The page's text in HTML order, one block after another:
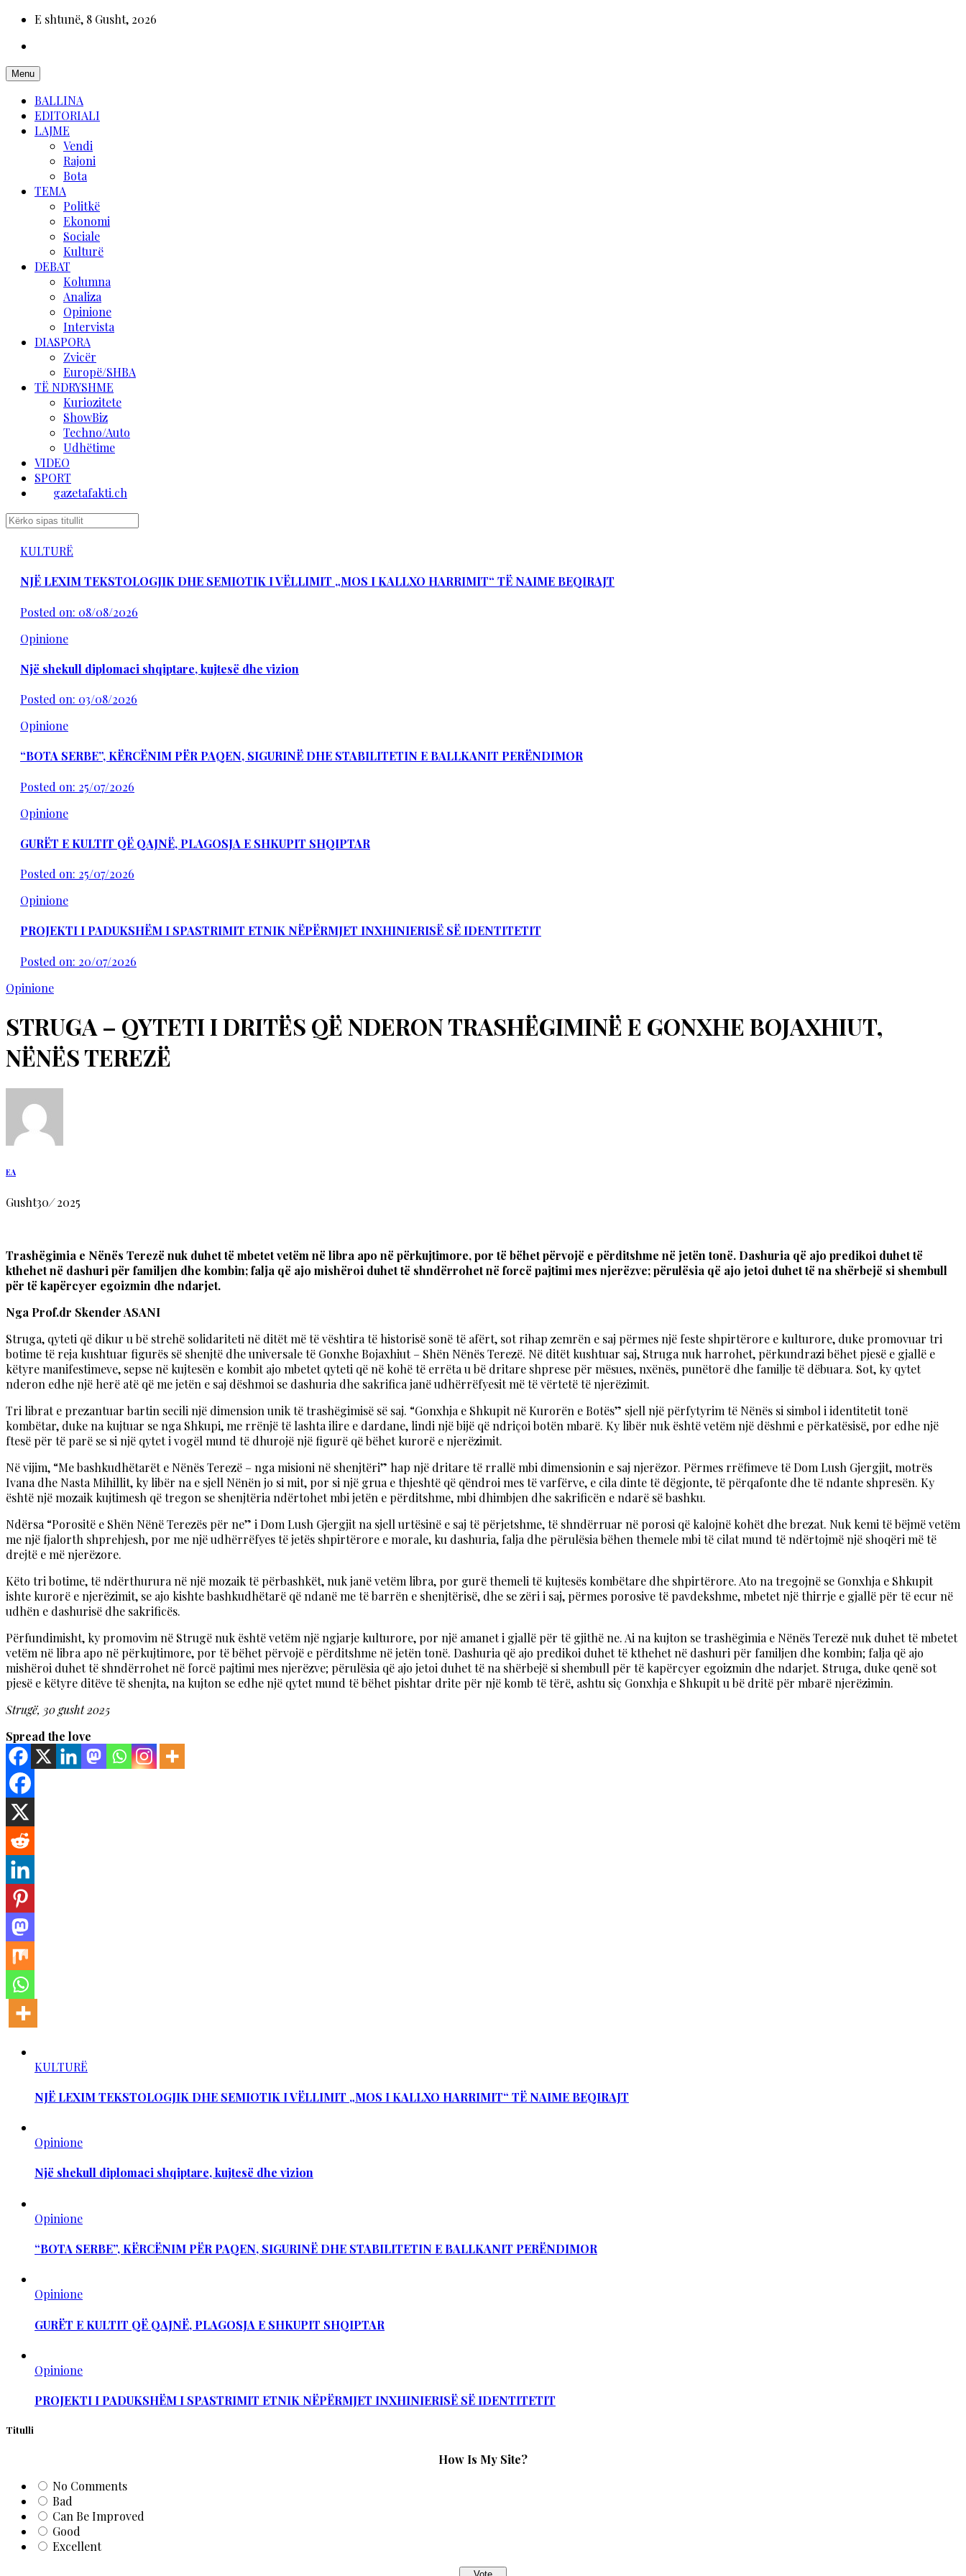
E shtunë, 8 Gusht, 2026
Menu
BALLINA
EDITORIALI
LAJME
Vendi
Rajoni
Bota
TEMA
Politkë
Ekonomi
Sociale
Kulturë
DEBAT
Kolumna
Analiza
Opinione
Intervista
DIASPORA
Zvicër
Europë/SHBA
TË NDRYSHME
Kuriozitete
ShowBiz
Techno/Auto
Udhëtime
VIDEO
SPORT
gazetafakti.ch
KULTURË
NJË LEXIM TEKSTOLOGJIK DHE SEMIOTIK I VËLLIMIT „MOS I KALLXO HARRIMIT“ TË NAIME BEQIRAJT
Posted on: 08/08/2026
Opinione
Një shekull diplomaci shqiptare, kujtesë dhe vizion
Posted on: 03/08/2026
Opinione
“BOTA SERBE”, KËRCËNIM PËR PAQEN, SIGURINË DHE STABILITETIN E BALLKANIT PERËNDIMOR
Posted on: 25/07/2026
Opinione
GURËT E KULTIT QË QAJNË, PLAGOSJA E SHKUPIT SHQIPTAR
Posted on: 25/07/2026
Opinione
PROJEKTI I PADUKSHËM I SPASTRIMIT ETNIK NËPËRMJET INXHINIERISË SË IDENTITETIT
Posted on: 20/07/2026
Opinione
STRUGA – QYTETI I DRITËS QË NDERON TRASHËGIMINË E GONXHE BOJAXHIUT,
NËNËS TEREZË
EA
Gusht30/2025
Trashëgimia e Nënës Terezë nuk duhet të mbetet vetëm në libra apo në përkujtimore, por të bëhet përvojë e përditshme në jetën tonë. Dashuria që ajo predikoi duhet të
kthehet në dashuri për familjen dhe kombin; falja që ajo mishëroi duhet të shndërrohet në forcë pajtimi mes njerëzve; përulësia që ajo jetoi duhet të na shërbejë si shembull
për të kapërcyer egoizmin dhe ndarjet.
Nga Prof.dr Skender ASANI
Struga, qyteti që dikur u bë strehë solidariteti në ditët më të vështira të historisë sonë të afërt, sot rihap zemrën e saj përmes një feste shpirtërore e kulturore, duke promovuar tri
botime të reja kushtuar figurës së shenjtë dhe universale të Gonxhe Bojaxhiut – Shën Nënës Terezë. Në ditët kushtuar saj, Struga nuk harrohet, përkundrazi bëhet pjesë e gjallë e
këtyre manifestimeve, sepse në kujtesën e kombit ajo mbetet qyteti që në kohë të errëta u bë dritare shprese për mësues, nxënës, punëtorë dhe familje të dëbuara. Sot, ky qytet
nderon edhe një herë atë që me jetën e saj dëshmoi se dashuria dhe sakrifica janë udhërrëfyesit më të vërtetë të njerëzimit.
Tri librat e prezantuar bartin secili një dimension unik të trashëgimisë së saj. “Gonxhja e Shkupit në Kurorën e Botës” sjell një përfytyrim të Nënës si simbol i identitetit tonë
kombëtar, duke na kujtuar se nga Shkupi, me rrënjë të lashta ilire e dardane, lindi një bijë që ndriçoi botën mbarë. Ky libër nuk është vetëm një dëshmi e përkatësisë, por edhe një
ftesë për të parë se si një qytet i vogël mund të dhurojë një figurë që bëhet kurorë e njerëzimit.
Në vijim, “Me bashkudhëtarët e Nënës Terezë – nga misioni në shenjtëri” hap një dritare të rrallë mbi dimensionin e saj njerëzor. Përmes rrëfimeve të Dom Lush Gjergjit, motrës
Ivana dhe Nasta Mihillit, ky libër na e sjell Nënën jo si mit, por si një grua e thjeshtë që qëndroi mes të varfërve, e cila dinte të dëgjonte, të përqafonte dhe të ndante shpresën. Ky
është një mozaik kujtimesh që tregon se shenjtëria ndërtohet mbi jetën e përditshme, mbi dhimbjen dhe sakrificën e ndarë së bashku.
Ndërsa “Porositë e Shën Nënë Terezës për ne” i Dom Lush Gjergjit na sjell urtësinë e saj të përjetshme, të shndërruar në porosi që kalojnë kohët dhe brezat. Nuk kemi të bëjmë vetëm
me një fjalorth shprehjesh, por me një udhërrëfyes të jetës shpirtërore e morale, ku dashuria, falja dhe përulësia bëhen themele mbi të cilat mund të ndërtojmë një shoqëri më të
drejtë e më njerëzore.
Këto tri botime, të ndërthurura në një mozaik të përbashkët, nuk janë vetëm libra, por gurë themeli të kujtesës kombëtare dhe shpirtërore. Ato na tregojnë se Gonxhja e Shkupit
ishte kurorë e njerëzimit, se ajo kishte bashkudhëtarë që ndanë me të barrën e shenjtërisë, dhe se zëri i saj, përmes porosive të pavdekshme, mbetet një thirrje e gjallë për të ecur në
udhën e dashurisë dhe sakrificës.
Përfundimisht, ky promovim në Strugë nuk është vetëm një ngjarje kulturore, por një amanet i gjallë për të gjithë ne. Ai na kujton se trashëgimia e Nënës Terezë nuk duhet të mbetet
vetëm në libra apo në përkujtimore, por të bëhet përvojë e përditshme në jetën tonë. Dashuria që ajo predikoi duhet të kthehet në dashuri për familjen dhe kombin; falja që ajo
mishëroi duhet të shndërrohet në forcë pajtimi mes njerëzve; përulësia që ajo jetoi duhet të na shërbejë si shembull për të kapërcyer egoizmin dhe ndarjet. Struga, duke qenë sot
pjesë e këtyre ditëve të shenjta, na kujton se edhe një qytet mund të bëhet pishtar drite për një komb të tërë, ashtu siç Gonxhja e Shkupit u bë dritë për mbarë njerëzimin.
Strugë, 30 gusht 2025
Spread the love
KULTURË
NJË LEXIM TEKSTOLOGJIK DHE SEMIOTIK I VËLLIMIT „MOS I KALLXO HARRIMIT“ TË NAIME BEQIRAJT
Opinione
Një shekull diplomaci shqiptare, kujtesë dhe vizion
Opinione
“BOTA SERBE”, KËRCËNIM PËR PAQEN, SIGURINË DHE STABILITETIN E BALLKANIT PERËNDIMOR
Opinione
GURËT E KULTIT QË QAJNË, PLAGOSJA E SHKUPIT SHQIPTAR
Opinione
PROJEKTI I PADUKSHËM I SPASTRIMIT ETNIK NËPËRMJET INXHINIERISË SË IDENTITETIT
Titulli
How Is My Site?
No Comments
Bad
Can Be Improved
Good
Excellent